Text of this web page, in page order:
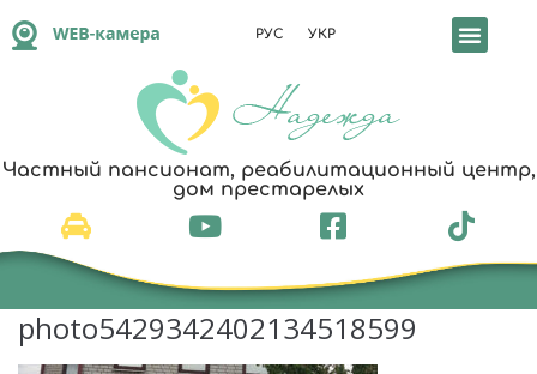
РУС УКР
Частный пансионат, реабилитационный центр,
дом престарелых
photo5429342402134518599